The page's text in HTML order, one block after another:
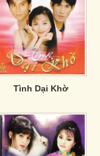
Tình Dại Khờ